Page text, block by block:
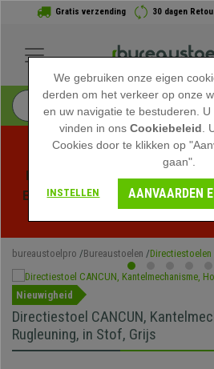
Gratis verzending 30 dagen
Profiteer van de
Exclusieve kortingen voor een
bureaustoelpro Bureaustoelen Directiestoelen
Nieuwigheid
Directiestoel CANCUN,
Rugleuning, in Stof, Grijs
We gebruiken onze eigen
derden om het verkeer op onze
en uw navigatie te bestuderen.
vinden in onsCookiebeleid .
Cookies door te klikken op
gaan".
INSTELLEN AANVAARDEN